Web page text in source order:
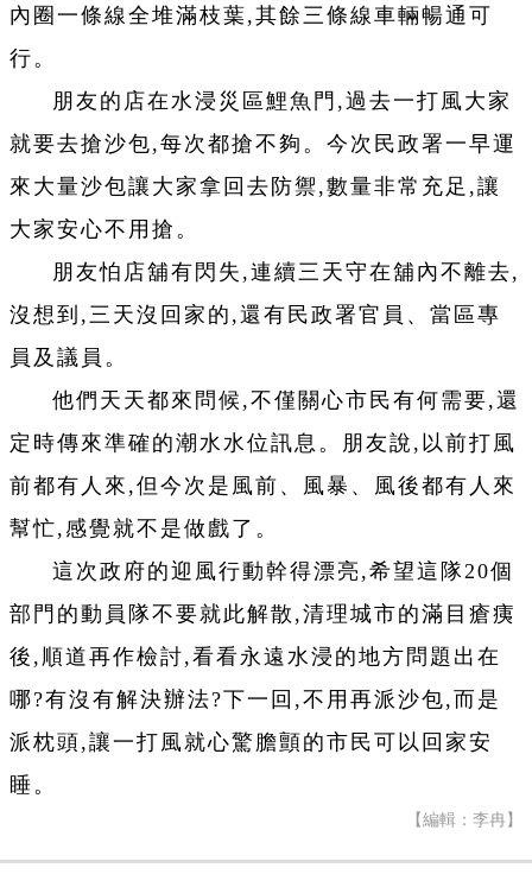
內圈一條線全堆滿枝葉,其餘三條線車輛暢通可
行。
朋友的店在水浸災區鯉魚門,過去一打風大家
就要去搶沙包,每次都搶不夠。今次民政署一早運
來大量沙包讓大家拿回去防禦,數量非常充足,讓
大家安心不用搶。
朋友怕店舖有閃失,連續三天守在舖內不離去,
沒想到,三天沒回家的,還有民政署官員、當區專
員及議員。
他們天天都來問候,不僅關心市民有何需要,還
定時傳來準確的潮水水位訊息。朋友說,以前打風
前都有人來,但今次是風前、風暴、風後都有人來
幫忙,感覺就不是做戲了。
這次政府的迎風行動幹得漂亮,希望這隊20個
部門的動員隊不要就此解散,清理城市的滿目瘡痍
後,順道再作檢討,看看永遠水浸的地方問題出在
哪?有沒有解決辦法?下一回,不用再派沙包,而是
派枕頭,讓一打風就心驚膽顫的市民可以回家安
睡。
【編輯：李冉】